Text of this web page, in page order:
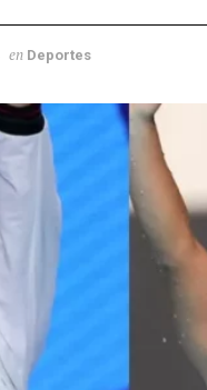
en Deportes